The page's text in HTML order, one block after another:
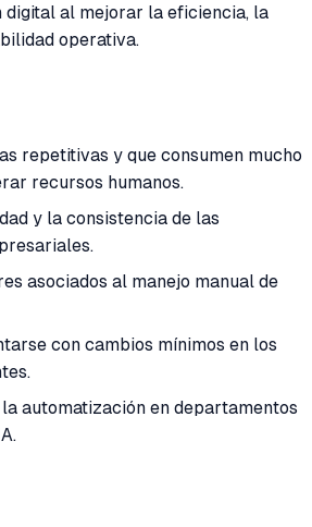
al mejorar la eficiencia, la
operativa.
repetitivas y que consumen mucho
recursos humanos.
y la consistencia de las
asociados al manejo manual de
con cambios mínimos en los
automatización en departamentos